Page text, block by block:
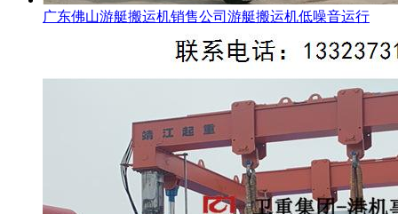
广东佛山游艇搬运机销售公司游艇搬运机低噪音运行